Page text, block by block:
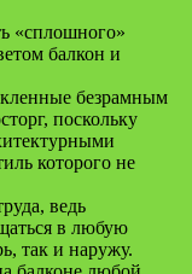
«сплошного»
балкон и
безрамным
поскольку
которого не
ведь
в любую
так и наружу.